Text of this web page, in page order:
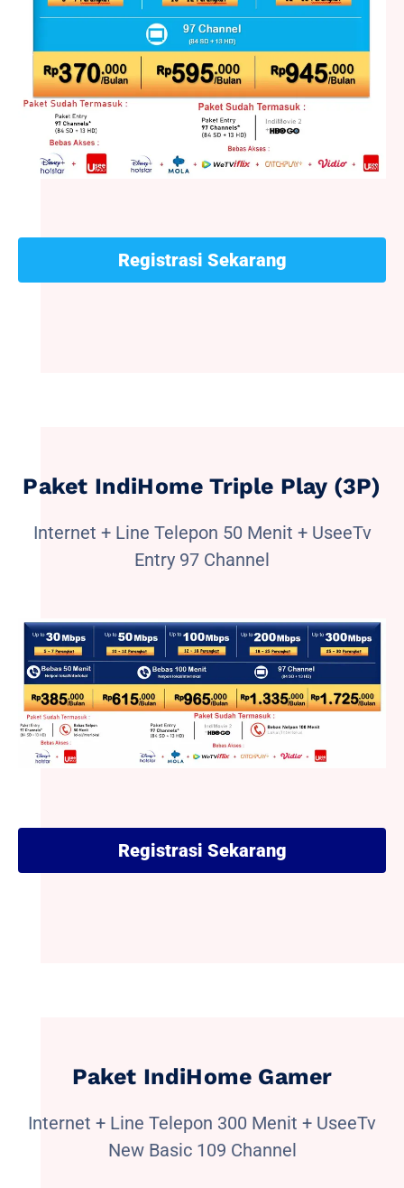
Registrasi Sekarang
Paket IndiHome Triple Play (3P)
Internet + Line Telepon 50 Menit + UseeTv
Entry 97 Channel
Registrasi Sekarang
Paket IndiHome Gamer
Internet + Line Telepon 300 Menit + UseeTv
New Basic 109 Channel